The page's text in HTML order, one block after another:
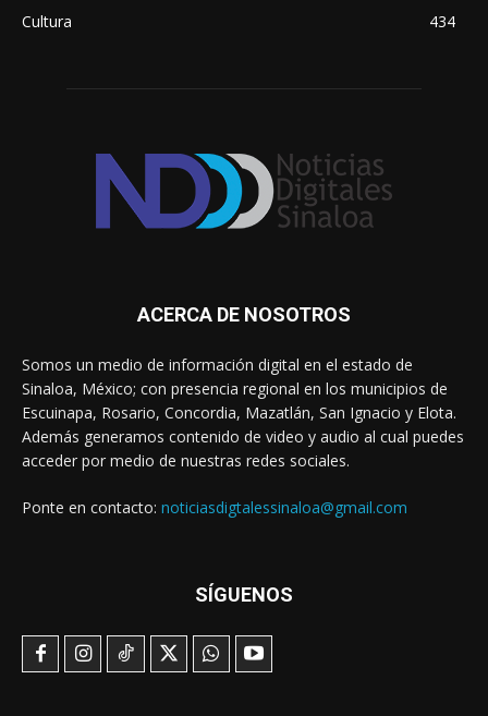
Cultura
434
ACERCA DE NOSOTROS
Somos un medio de información digital en el estado de
Sinaloa, México; con presencia regional en los municipios de
Escuinapa, Rosario, Concordia, Mazatlán, San Ignacio y Elota.
Además generamos contenido de video y audio al cual puedes
acceder por medio de nuestras redes sociales.
Ponte en contacto: noticiasdigtalessinaloa@gmail.com
SÍGUENOS